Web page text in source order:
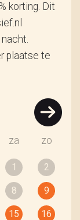
korting. Dit
plaatse te
za zo
1 2
8 9
15 16